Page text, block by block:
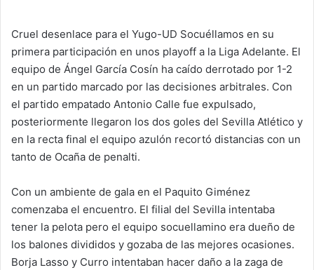
Cruel desenlace para el Yugo-UD Socuéllamos en su
primera participación en unos playoff a la Liga Adelante. El
equipo de Ángel García Cosín ha caído derrotado por 1-2
en un partido marcado por las decisiones arbitrales. Con
el partido empatado Antonio Calle fue expulsado,
posteriormente llegaron los dos goles del Sevilla Atlético y
en la recta final el equipo azulón recortó distancias con un
tanto de Ocaña de penalti.
Con un ambiente de gala en el Paquito Giménez
comenzaba el encuentro. El filial del Sevilla intentaba
tener la pelota pero el equipo socuellamino era dueño de
los balones divididos y gozaba de las mejores ocasiones.
Borja Lasso y Curro intentaban hacer daño a la zaga de